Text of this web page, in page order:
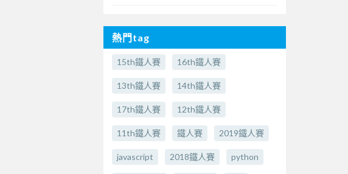
熱門tag
15th鐵人賽 16th鐵人賽
13th鐵人賽 14th鐵人賽
17th鐵人賽 12th鐵人賽
11th鐵人賽 鐵人賽 2019鐵人賽
javascript 2018鐵人賽 python